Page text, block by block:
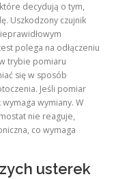
decydują o tym,
Uszkodzony czujnik
polega na odłączeniu
trybie pomiaru
się w sposób
Jeśli pomiar
wymiany. W
nie reaguje,
co wymaga
usterek